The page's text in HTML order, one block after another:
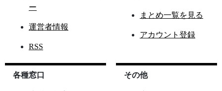
ー
運営者情報
RSS
まとめ一覧を見る
アカウント登録
各種窓口 その他